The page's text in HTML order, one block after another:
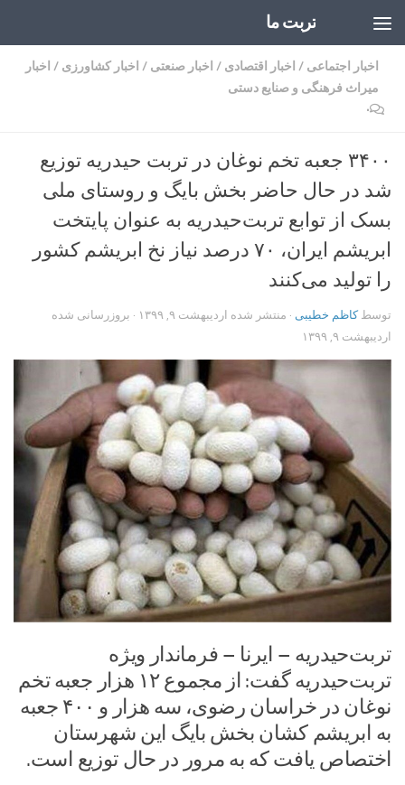
تربت ما
اخبار اجتماعی / اخبار اقتصادی / اخبار صنعتی / اخبار کشاورزی / اخبار
میراث فرهنگی و صنایع دستی
۰
۳۴۰۰ جعبه تخم نوغان در تربت حیدریه توزیع
شد در حال حاضر بخش بایگ و روستای ملی
بسک از توابع تربت‌حیدریه به عنوان پایتخت
ابریشم ایران، ۷۰ درصد نیاز نخ ابریشم کشور
را تولید می‌کنند
توسطکاظم خطیبی · منتشر شده اردیبهشت ۹, ۱۳۹۹
· بروزرسانی شده
اردیبهشت ۹, ۱۳۹۹
تربت‌حیدریه – ایرنا – فرماندار ویژه
تربت‌حیدریه گفت: از مجموع ۱۲ هزار جعبه تخم
نوغان در خراسان رضوی، سه هزار و ۴۰۰ جعبه
به ابریشم کشان بخش بایگ این شهرستان
اختصاص یافت که به مرور در حال توزیع است.